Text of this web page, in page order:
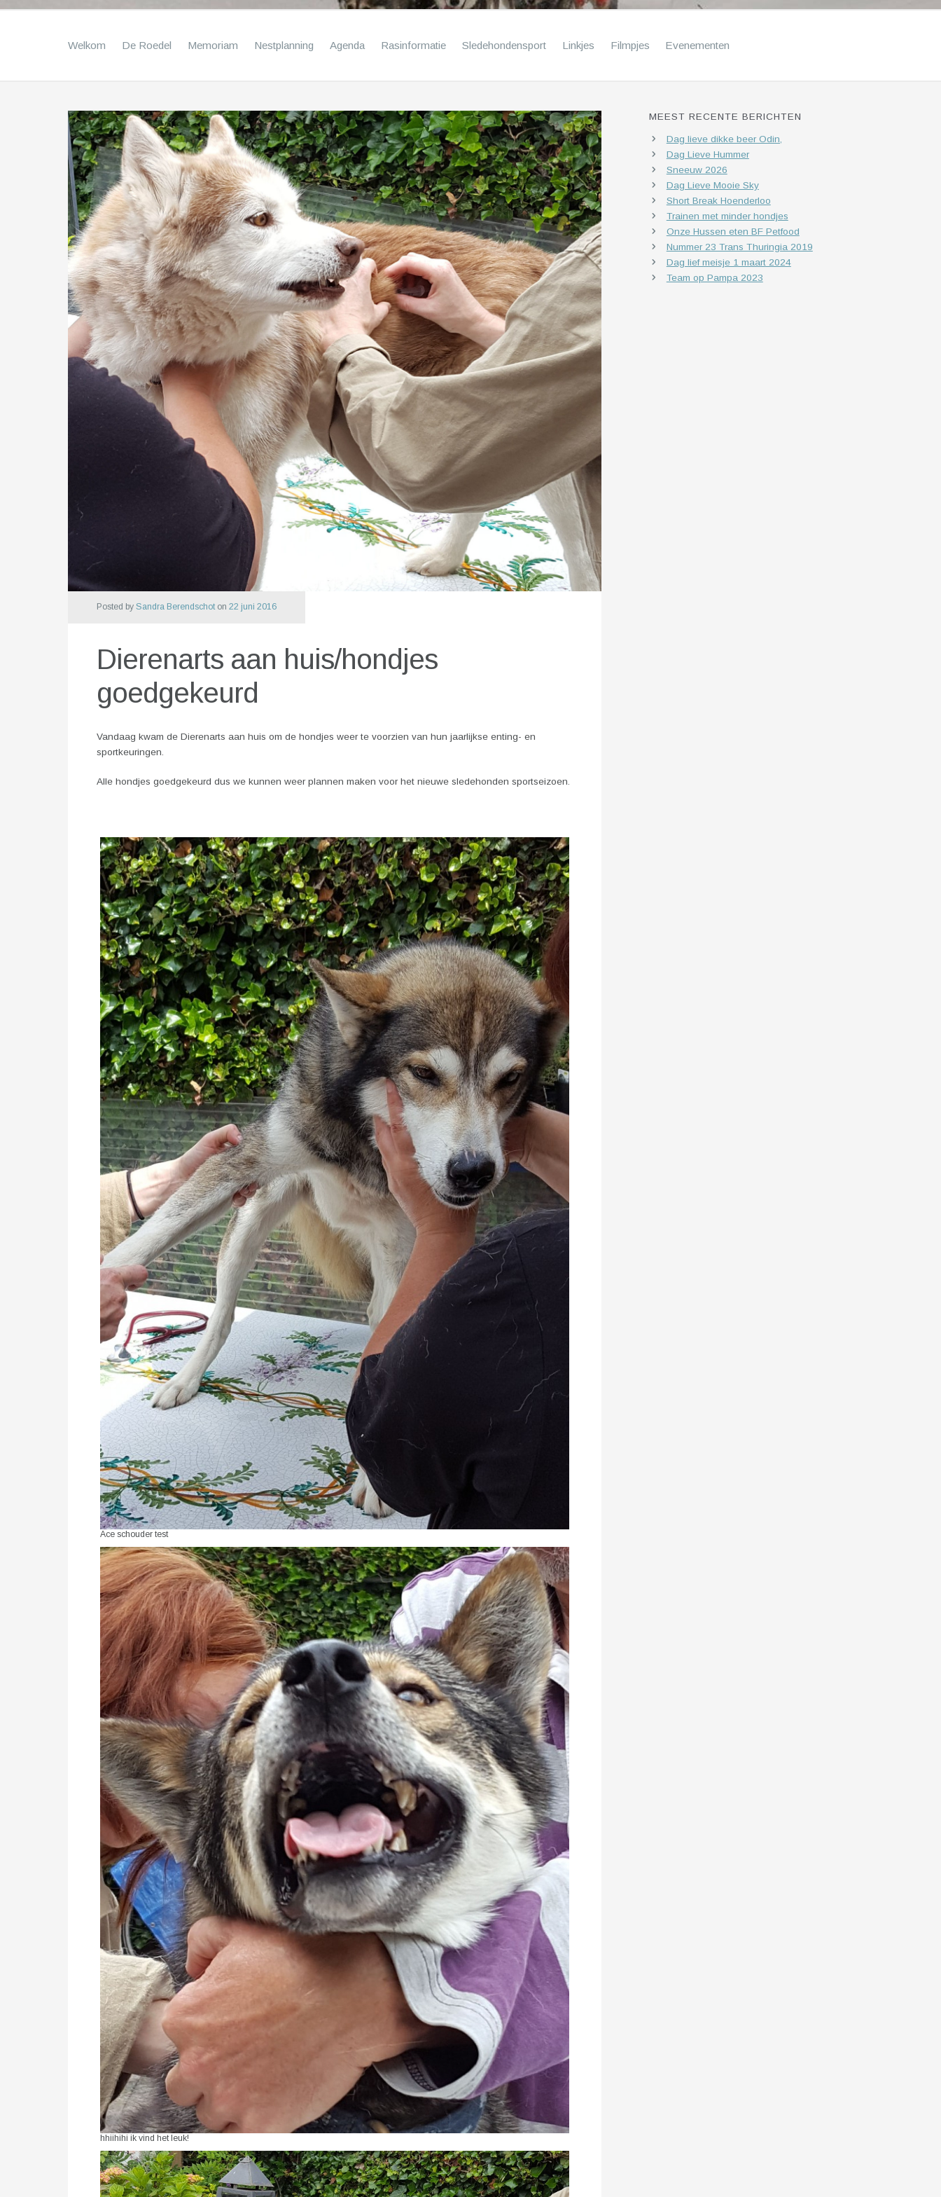
Welkom De Roedel Memoriam Nestplanning Agenda Rasinformatie Sledehondensport Linkjes Filmpjes Evenementen
Posted by Sandra Berendschoton 22 juni 2016
Dierenarts aan huis/hondjes
goedgekeurd
Vandaag kwam de Dierenarts aan huis om de hondjes weer te voorzien van hun jaarlijkse enting- en
sportkeuringen.
Alle hondjes goedgekeurd dus we kunnen weer plannen maken voor het nieuwe sledehonden sportseizoen.
Ace schouder test
hhiihihi ik vind het leuk!
MEEST RECENTE BERICHTEN
Dag lieve dikke beer Odin,
Dag Lieve Hummer
Sneeuw 2026
Dag Lieve Mooie Sky
Short Break Hoenderloo
Trainen met minder hondjes
Onze Hussen eten BF Petfood
Nummer 23 Trans Thuringia 2019
Dag lief meisje 1 maart 2024
Team op Pampa 2023